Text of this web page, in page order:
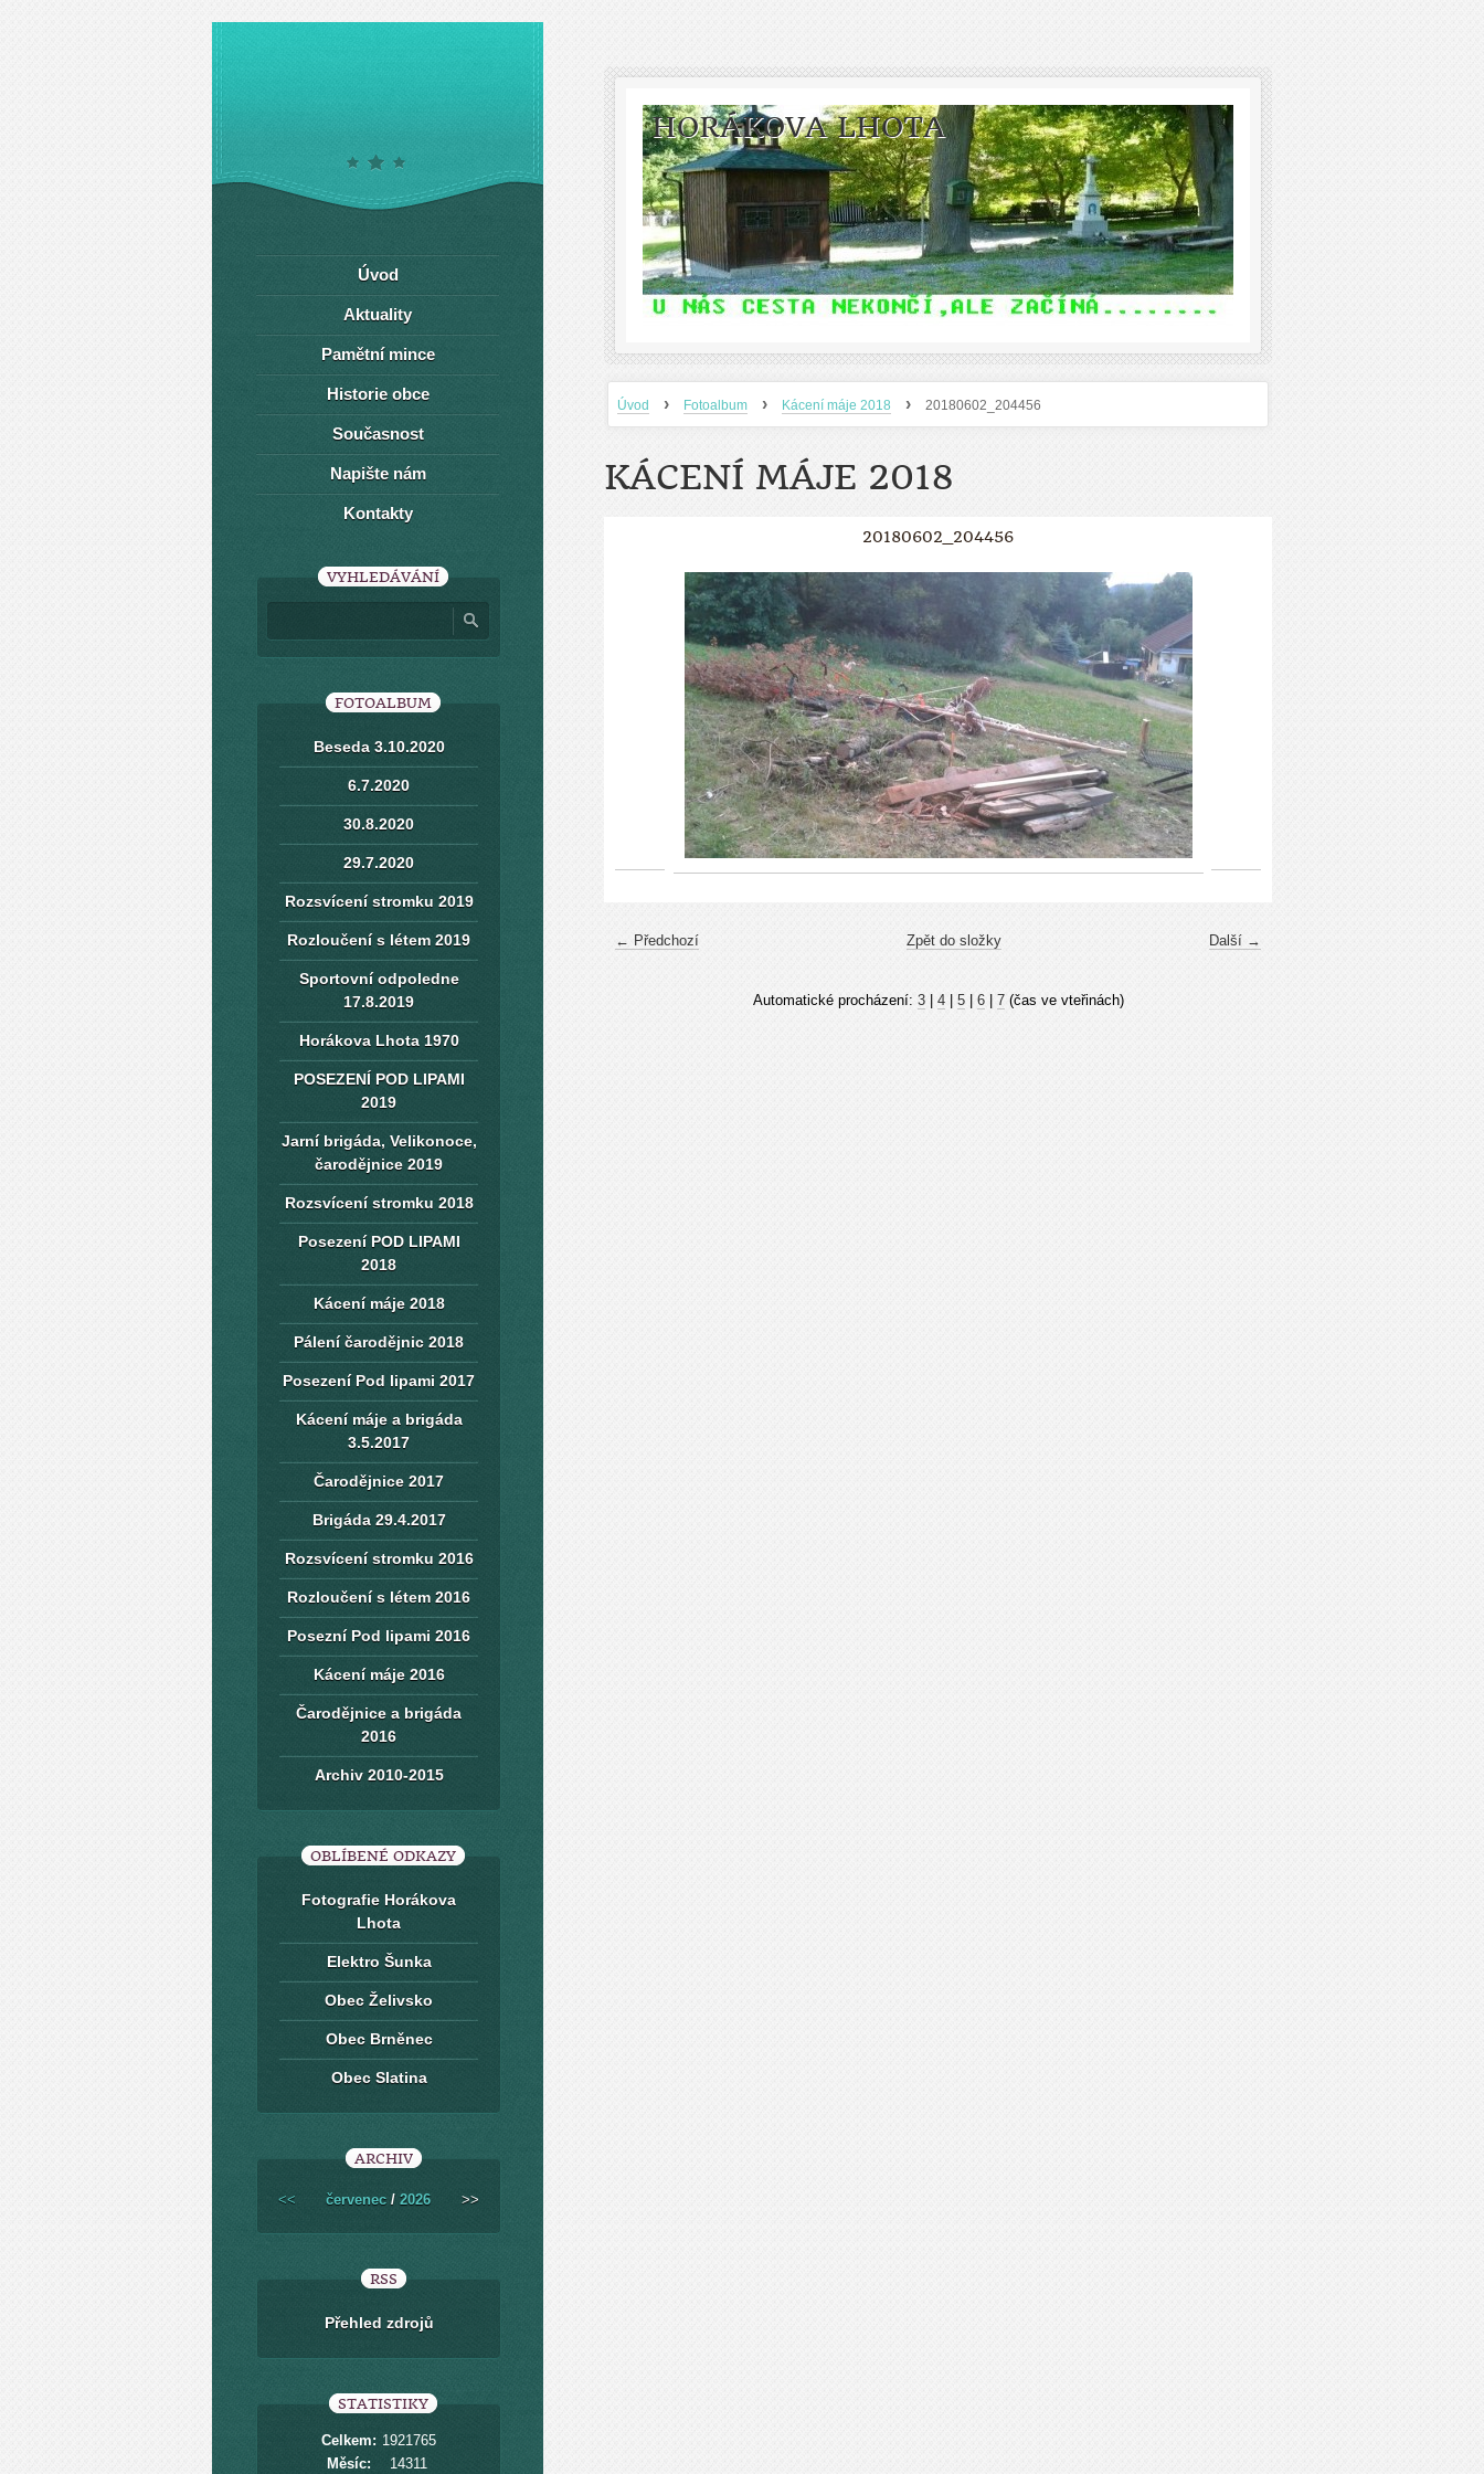
HORÁKOVA LHOTA
Úvod › Fotoalbum › Kácení máje 2018 › 20180602_204456
KÁCENÍ MÁJE 2018
20180602_204456
← Předchozí Další →
Zpět do složky
Automatické procházení: 3| 4| 5| 6| 7(čas ve vteřinách)
Úvod
Aktuality
Pamětní mince
Historie obce
Současnost
Napište nám
Kontakty
VYHLEDÁVÁNÍ
FOTOALBUM
Beseda 3.10.2020
6.7.2020
30.8.2020
29.7.2020
Rozsvícení stromku 2019
Rozloučení s létem 2019
Sportovní odpoledne
17.8.2019
Horákova Lhota 1970
POSEZENÍ POD LIPAMI
2019
Jarní brigáda, Velikonoce,
čarodějnice 2019
Rozsvícení stromku 2018
Posezení POD LIPAMI
2018
Kácení máje 2018
Pálení čarodějnic 2018
Posezení Pod lipami 2017
Kácení máje a brigáda
3.5.2017
Čarodějnice 2017
Brigáda 29.4.2017
Rozsvícení stromku 2016
Rozloučení s létem 2016
Posezní Pod lipami 2016
Kácení máje 2016
Čarodějnice a brigáda
2016
Archiv 2010-2015
OBLÍBENÉ ODKAZY
Fotografie Horákova
Lhota
Elektro Šunka
Obec Želivsko
Obec Brněnec
Obec Slatina
ARCHIV
<< červenec / 2026 >>
RSS
Přehled zdrojů
STATISTIKY
Celkem: 1921765
Měsíc:
14311